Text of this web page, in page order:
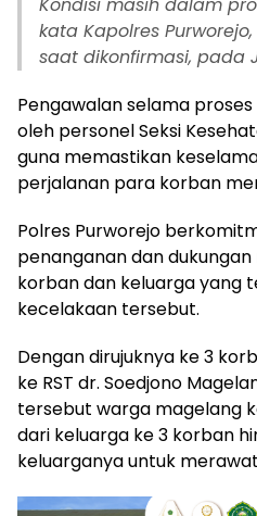
kata Kapolres
saat dikonfirmasi, pada
Pengawalan selama
oleh personel Seksi
guna memastikan
perjalanan para korban
Polres Purworejo
penanganan dan
korban dan keluarga yang
kecelakaan tersebut.
Dengan dirujuknya ke 3
ke RST dr. Soedjono
tersebut warga magelang
dari keluarga ke 3 korban
keluarganya untuk